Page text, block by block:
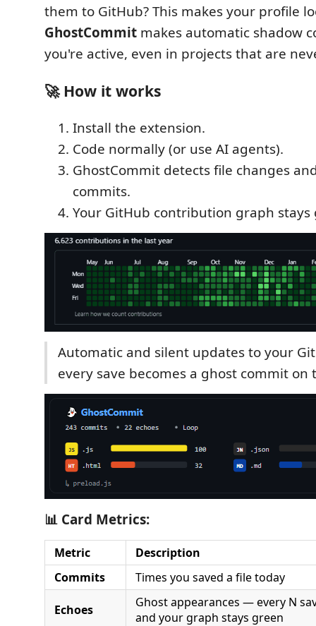
them to GitHub? This makes your profile
GhostCommit makes automatic shadow
you're active, even in projects that are
🚀 How it works
Install the extension.
Code normally (or use AI agents).
GhostCommit detects file changes
commits.
Your GitHub contribution graph stays
Automatic and silent updates to your
every save becomes a ghost commit on
📊 Card Metrics:
Metric
Description
Commits
Times you saved a file today
Echoes
Ghost appearances — every N
and your graph stays green